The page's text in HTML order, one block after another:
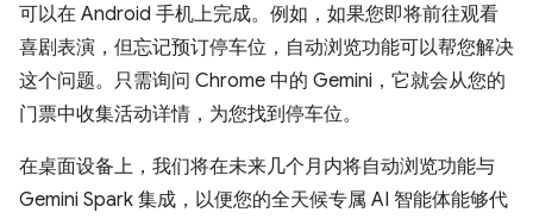
可以在 Android 手机上完成。例如，如果您即将前往观看
喜剧表演，但忘记预订停车位，自动浏览功能可以帮您解决
这个问题。只需询问 Chrome 中的 Gemini，它就会从您的
门票中收集活动详情，为您找到停车位。
在桌面设备上，我们将在未来几个月内将自动浏览功能与
Gemini Spark 集成，以便您的全天候专属 AI 智能体能够代